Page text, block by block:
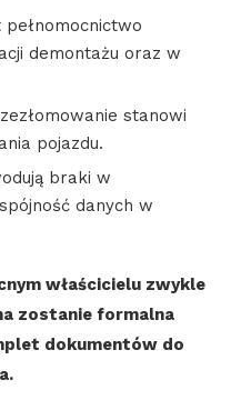
demontażu oraz w
stanowi
pojazdu.
braki w
danych w
właścicielu zwykle
zostanie formalna
dokumentów do